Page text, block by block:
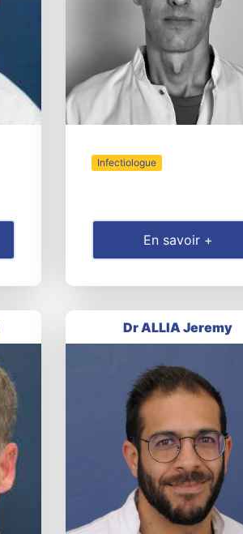
Infectiologue
En savoir +
Dr ALLIA Jeremy